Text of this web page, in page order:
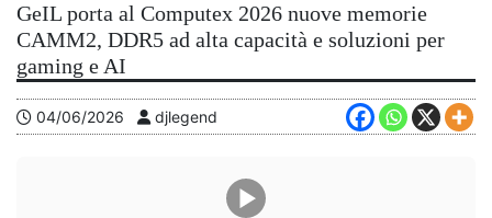
GeIL porta al Computex 2026 nuove memorie
CAMM2, DDR5 ad alta capacità e soluzioni per
gaming e AI
04/06/2026 djlegend